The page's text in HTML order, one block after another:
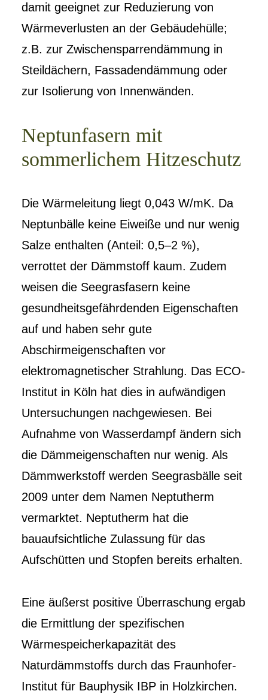
damit geeignet zur Reduzierung von
Wärmeverlusten an der Gebäudehülle;
z.B. zur Zwischensparrendämmung in
Steildächern, Fassadendämmung oder
zur Isolierung von Innenwänden.
Neptunfasern mit
sommerlichem Hitzeschutz
Die Wärmeleitung liegt 0,043 W/mK. Da
Neptunbälle keine Eiweiße und nur wenig
Salze enthalten (Anteil: 0,5–2 %),
verrottet der Dämmstoff kaum. Zudem
weisen die Seegrasfasern keine
gesundheitsgefährdenden Eigenschaften
auf und haben sehr gute
Abschirmeigenschaften vor
elektromagnetischer Strahlung. Das ECO-
Institut in Köln hat dies in aufwändigen
Untersuchungen nachgewiesen. Bei
Aufnahme von Wasserdampf ändern sich
die Dämmeigenschaften nur wenig. Als
Dämmwerkstoff werden Seegrasbälle seit
2009 unter dem Namen Neptutherm
vermarktet. Neptutherm hat die
bauaufsichtliche Zulassung für das
Aufschütten und Stopfen bereits erhalten.
Eine äußerst positive Überraschung ergab
die Ermittlung der spezifischen
Wärmespeicherkapazität des
Naturdämmstoffs durch das Fraunhofer-
Institut für Bauphysik IBP in Holzkirchen.